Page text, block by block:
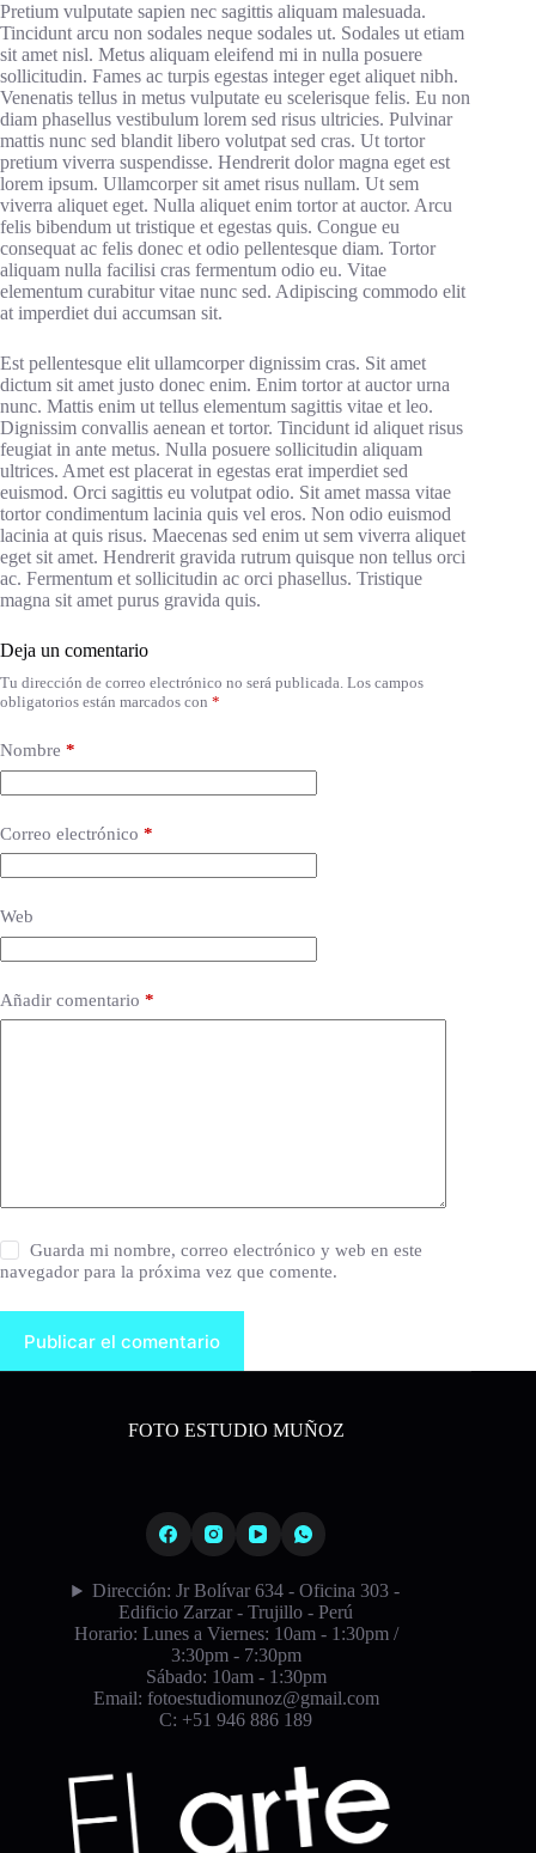
Pretium vulputate sapien nec sagittis aliquam malesuada.
Tincidunt arcu non sodales neque sodales ut. Sodales ut etiam
sit amet nisl. Metus aliquam eleifend mi in nulla posuere
sollicitudin. Fames ac turpis egestas integer eget aliquet nibh.
Venenatis tellus in metus vulputate eu scelerisque felis. Eu non
diam phasellus vestibulum lorem sed risus ultricies. Pulvinar
mattis nunc sed blandit libero volutpat sed cras. Ut tortor
pretium viverra suspendisse. Hendrerit dolor magna eget est
lorem ipsum. Ullamcorper sit amet risus nullam. Ut sem
viverra aliquet eget. Nulla aliquet enim tortor at auctor. Arcu
felis bibendum ut tristique et egestas quis. Congue eu
consequat ac felis donec et odio pellentesque diam. Tortor
aliquam nulla facilisi cras fermentum odio eu. Vitae
elementum curabitur vitae nunc sed. Adipiscing commodo elit
at imperdiet dui accumsan sit.
Est pellentesque elit ullamcorper dignissim cras. Sit amet
dictum sit amet justo donec enim. Enim tortor at auctor urna
nunc. Mattis enim ut tellus elementum sagittis vitae et leo.
Dignissim convallis aenean et tortor. Tincidunt id aliquet risus
feugiat in ante metus. Nulla posuere sollicitudin aliquam
ultrices. Amet est placerat in egestas erat imperdiet sed
euismod. Orci sagittis eu volutpat odio. Sit amet massa vitae
tortor condimentum lacinia quis vel eros. Non odio euismod
lacinia at quis risus. Maecenas sed enim ut sem viverra aliquet
eget sit amet. Hendrerit gravida rutrum quisque non tellus orci
ac. Fermentum et sollicitudin ac orci phasellus. Tristique
magna sit amet purus gravida quis.
Deja un comentario
Tu dirección de correo electrónico no será publicada. Los campos
obligatorios están marcados con *
Nombre *
Correo electrónico *
Web
Añadir comentario *
Guarda mi nombre, correo electrónico y web en este
navegador para la próxima vez que comente.
Publicar el comentario
FOTO ESTUDIO MUÑOZ
Dirección: Jr Bolívar 634 - Oficina 303 -
Edificio Zarzar - Trujillo - Perú
Horario: Lunes a Viernes: 10am - 1:30pm /
3:30pm - 7:30pm
Sábado: 10am - 1:30pm
Email: fotoestudiomunoz@gmail.com
C: +51 946 886 189